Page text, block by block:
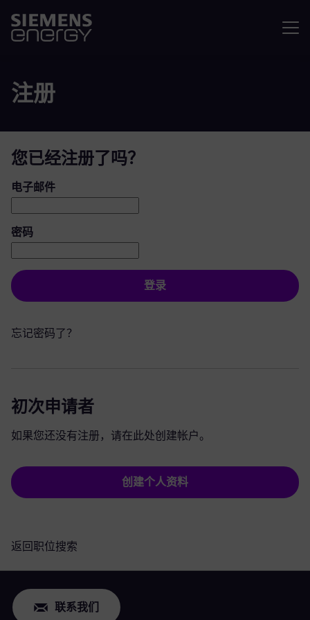
注册
您已经注册了吗？
登录：用户和密码
电子邮件
密码
登录
忘记密码了？
初次申请者
如果您还没有注册，请在此处创建帐户。
创建个人资料
返回职位搜索
联系我们